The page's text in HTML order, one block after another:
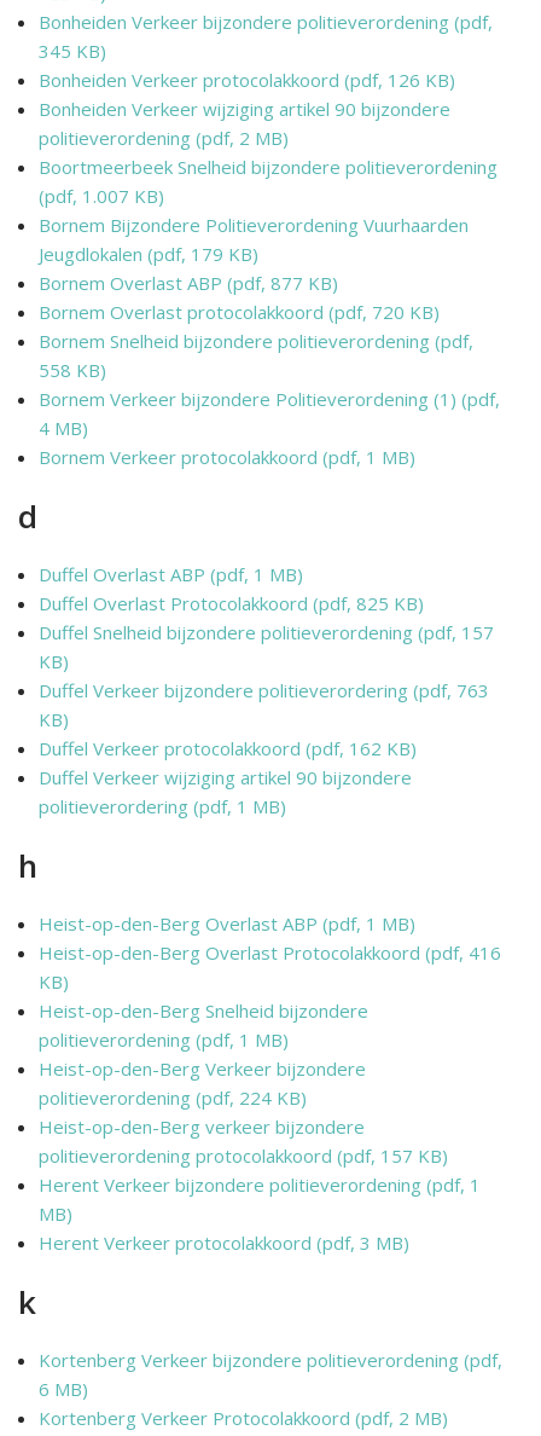
Bonheiden Verkeer bijzondere politieverordening (pdf,
345 KB)
Bonheiden Verkeer protocolakkoord (pdf, 126 KB)
Bonheiden Verkeer wijziging artikel 90 bijzondere
politieverordening (pdf, 2 MB)
Boortmeerbeek Snelheid bijzondere politieverordening
(pdf, 1.007 KB)
Bornem Bijzondere Politieverordening Vuurhaarden
Jeugdlokalen (pdf, 179 KB)
Bornem Overlast ABP (pdf, 877 KB)
Bornem Overlast protocolakkoord (pdf, 720 KB)
Bornem Snelheid bijzondere politieverordening (pdf,
558 KB)
Bornem Verkeer bijzondere Politieverordening (1) (pdf,
4 MB)
Bornem Verkeer protocolakkoord (pdf, 1 MB)
d
Duffel Overlast ABP (pdf, 1 MB)
Duffel Overlast Protocolakkoord (pdf, 825 KB)
Duffel Snelheid bijzondere politieverordening (pdf, 157
KB)
Duffel Verkeer bijzondere politieverordering (pdf, 763
KB)
Duffel Verkeer protocolakkoord (pdf, 162 KB)
Duffel Verkeer wijziging artikel 90 bijzondere
politieverordering (pdf, 1 MB)
h
Heist-op-den-Berg Overlast ABP (pdf, 1 MB)
Heist-op-den-Berg Overlast Protocolakkoord (pdf, 416
KB)
Heist-op-den-Berg Snelheid bijzondere
politieverordening (pdf, 1 MB)
Heist-op-den-Berg Verkeer bijzondere
politieverordening (pdf, 224 KB)
Heist-op-den-Berg verkeer bijzondere
politieverordening protocolakkoord (pdf, 157 KB)
Herent Verkeer bijzondere politieverordening (pdf, 1
MB)
Herent Verkeer protocolakkoord (pdf, 3 MB)
k
Kortenberg Verkeer bijzondere politieverordening (pdf,
6 MB)
Kortenberg Verkeer Protocolakkoord (pdf, 2 MB)